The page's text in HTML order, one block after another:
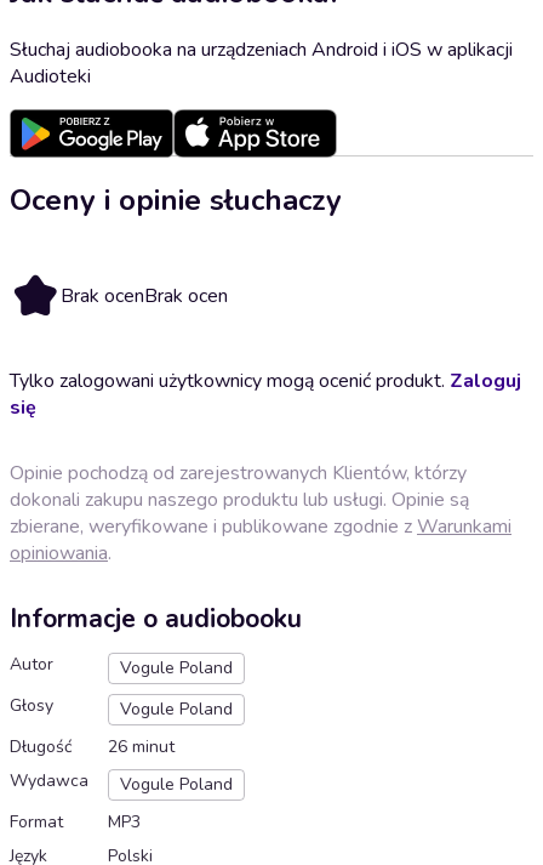
Słuchaj audiobooka na urządzeniach Android i iOS w aplikacji
Audioteki
Oceny i opinie słuchaczy
Brak ocenBrak ocen
Tylko zalogowani użytkownicy mogą ocenić produkt. Zaloguj
się
Opinie pochodzą od zarejestrowanych Klientów, którzy
dokonali zakupu naszego produktu lub usługi. Opinie są
zbierane, weryfikowane i publikowane zgodnie zWarunkami
opiniowania.
Informacje o audiobooku
Autor
Vogule Poland
Głosy
Vogule Poland
Długość
26 minut
Wydawca
Vogule Poland
Format
MP3
Język
Polski